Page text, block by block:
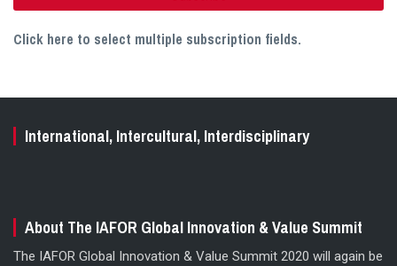
Click here to select multiple subscription fields.
International, Intercultural, Interdisciplinary
About The IAFOR Global Innovation & Value Summit
The IAFOR Global Innovation & Value Summit 2020 will again be